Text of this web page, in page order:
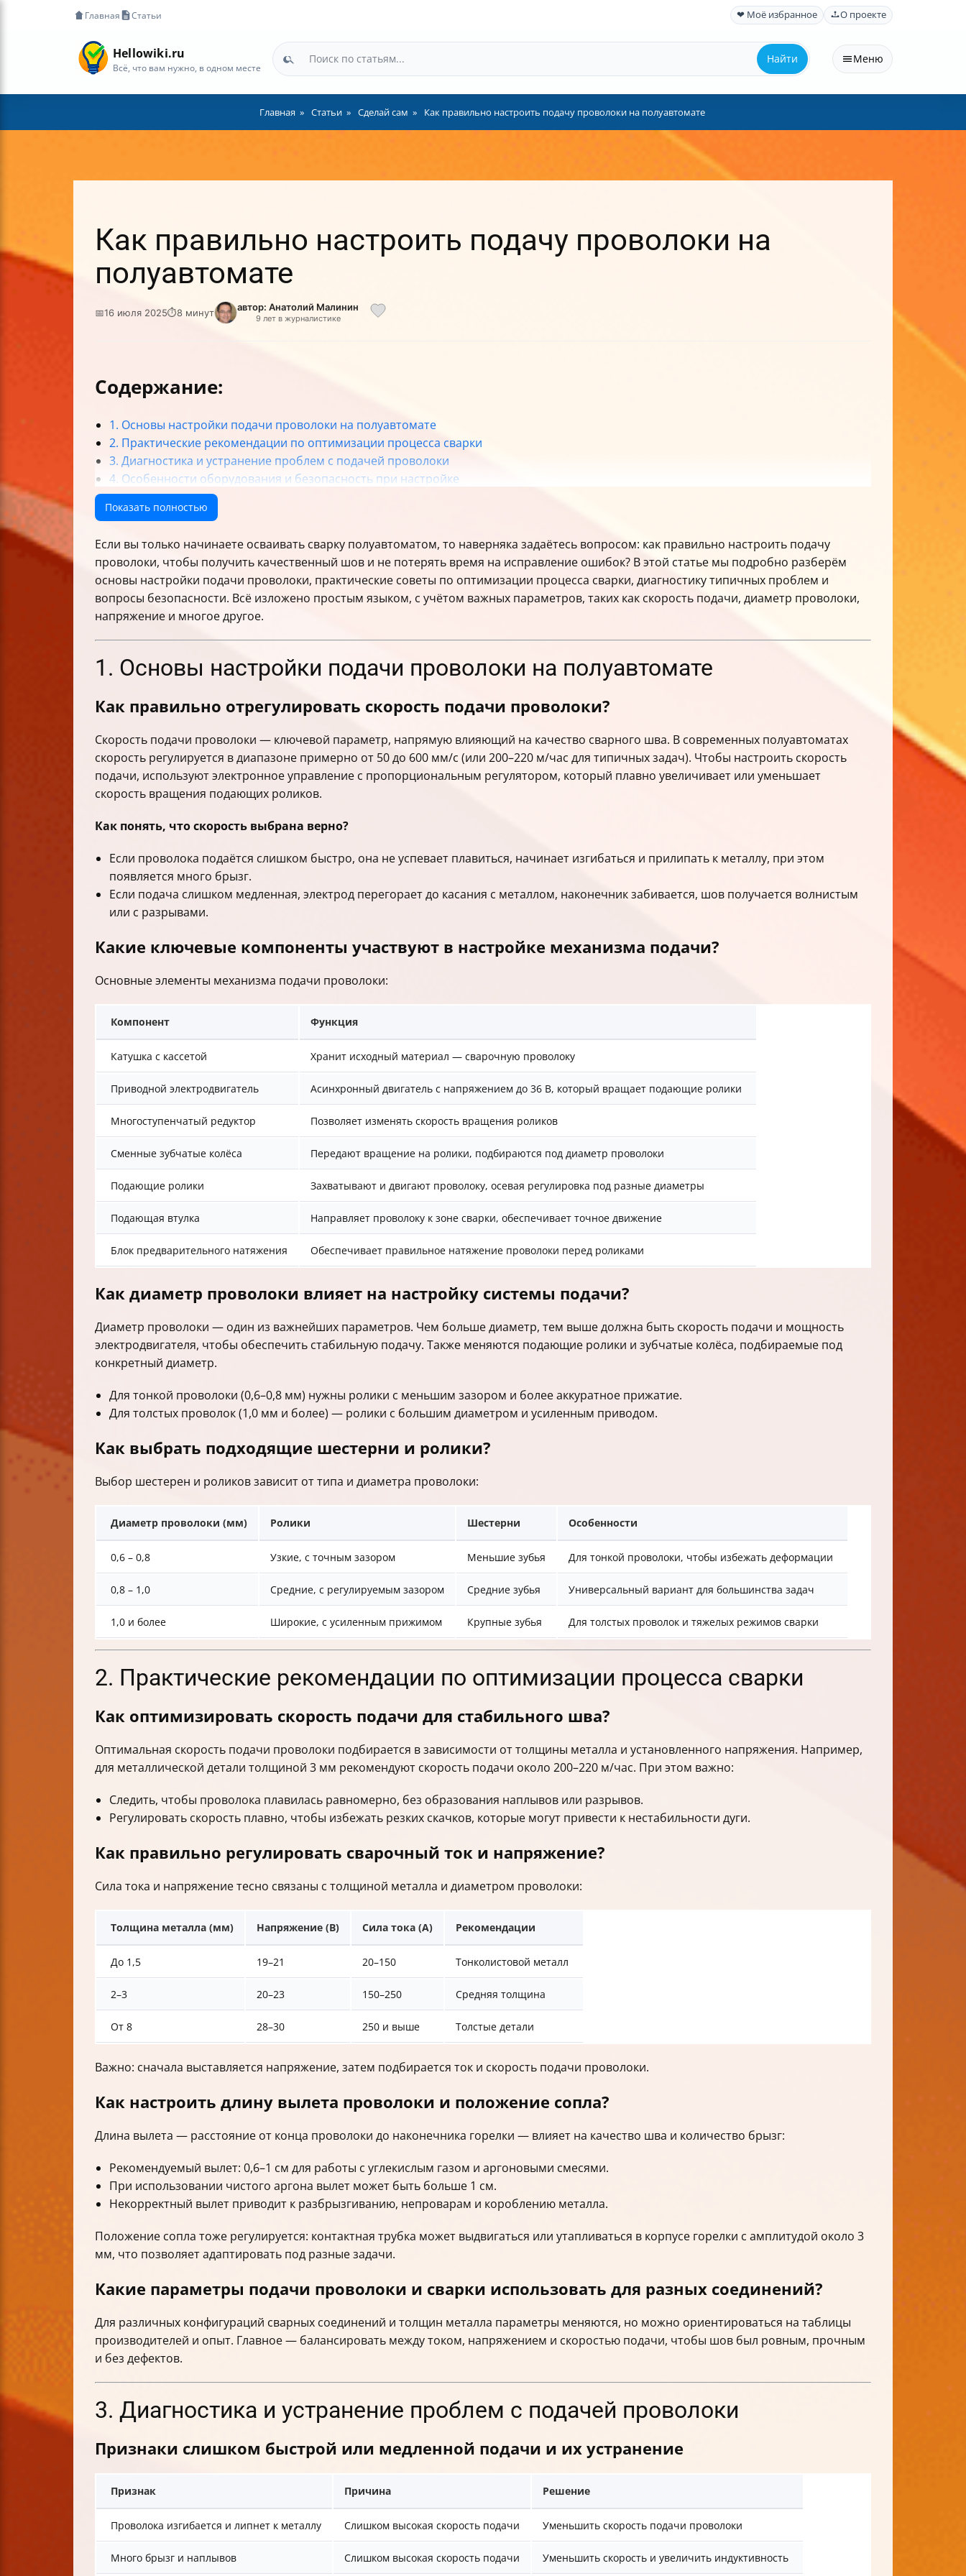
Главная Статьи ❤ Моё избранное О проекте
Hellowiki.ru
Всё, что вам нужно, в одном месте
Найти Меню
Главная Статьи Сделай сам Как правильно настроить подачу проволоки на полуавтомате
Как правильно настроить подачу проволоки на
полуавтомате
📅16 июля 2025⏱8 минут автор: Анатолий Малинин
9 лет в журналистике
Содержание:
1. Основы настройки подачи проволоки на полуавтомате
2. Практические рекомендации по оптимизации процесса сварки
3. Диагностика и устранение проблем с подачей проволоки
4. Особенности оборудования и безопасность при настройке
5. Тонкости регулировки и дополнительные параметры
Итоги и рекомендации
Показать полностью
Если вы только начинаете осваивать сварку полуавтоматом, то наверняка задаётесь вопросом: как правильно настроить подачу
проволоки, чтобы получить качественный шов и не потерять время на исправление ошибок? В этой статье мы подробно разберём
основы настройки подачи проволоки, практические советы по оптимизации процесса сварки, диагностику типичных проблем и
вопросы безопасности. Всё изложено простым языком, с учётом важных параметров, таких как скорость подачи, диаметр проволоки,
напряжение и многое другое.
1. Основы настройки подачи проволоки на полуавтомате
Как правильно отрегулировать скорость подачи проволоки?
Скорость подачи проволоки — ключевой параметр, напрямую влияющий на качество сварного шва. В современных полуавтоматах
скорость регулируется в диапазоне примерно от 50 до 600 мм/с (или 200–220 м/час для типичных задач). Чтобы настроить скорость
подачи, используют электронное управление с пропорциональным регулятором, который плавно увеличивает или уменьшает
скорость вращения подающих роликов.
Как понять, что скорость выбрана верно?
Если проволока подаётся слишком быстро, она не успевает плавиться, начинает изгибаться и прилипать к металлу, при этом
появляется много брызг.
Если подача слишком медленная, электрод перегорает до касания с металлом, наконечник забивается, шов получается волнистым
или с разрывами.
Какие ключевые компоненты участвуют в настройке механизма подачи?
Основные элементы механизма подачи проволоки:
Компонент Функция
Катушка с кассетой Хранит исходный материал — сварочную проволоку
Приводной электродвигатель Асинхронный двигатель с напряжением до 36 В, который вращает подающие ролики
Многоступенчатый редуктор Позволяет изменять скорость вращения роликов
Сменные зубчатые колёса Передают вращение на ролики, подбираются под диаметр проволоки
Подающие ролики Захватывают и двигают проволоку, осевая регулировка под разные диаметры
Подающая втулка Направляет проволоку к зоне сварки, обеспечивает точное движение
Блок предварительного натяжения Обеспечивает правильное натяжение проволоки перед роликами
Как диаметр проволоки влияет на настройку системы подачи?
Диаметр проволоки — один из важнейших параметров. Чем больше диаметр, тем выше должна быть скорость подачи и мощность
электродвигателя, чтобы обеспечить стабильную подачу. Также меняются подающие ролики и зубчатые колёса, подбираемые под
конкретный диаметр.
Для тонкой проволоки (0,6–0,8 мм) нужны ролики с меньшим зазором и более аккуратное прижатие.
Для толстых проволок (1,0 мм и более) — ролики с большим диаметром и усиленным приводом.
Как выбрать подходящие шестерни и ролики?
Выбор шестерен и роликов зависит от типа и диаметра проволоки:
Диаметр проволоки (мм) Ролики Шестерни Особенности
0,6 – 0,8 Узкие, с точным зазором Меньшие зубья Для тонкой проволоки, чтобы избежать деформации
0,8 – 1,0 Средние, с регулируемым зазором Средние зубья Универсальный вариант для большинства задач
1,0 и более Широкие, с усиленным прижимом Крупные зубья Для толстых проволок и тяжелых режимов сварки
2. Практические рекомендации по оптимизации процесса сварки
Как оптимизировать скорость подачи для стабильного шва?
Оптимальная скорость подачи проволоки подбирается в зависимости от толщины металла и установленного напряжения. Например,
для металлической детали толщиной 3 мм рекомендуют скорость подачи около 200–220 м/час. При этом важно:
Следить, чтобы проволока плавилась равномерно, без образования наплывов или разрывов.
Регулировать скорость плавно, чтобы избежать резких скачков, которые могут привести к нестабильности дуги.
Как правильно регулировать сварочный ток и напряжение?
Сила тока и напряжение тесно связаны с толщиной металла и диаметром проволоки:
Толщина металла (мм) Напряжение (В) Сила тока (А) Рекомендации
До 1,5 19–21 20–150 Тонколистовой металл
2–3 20–23 150–250 Средняя толщина
От 8 28–30 250 и выше Толстые детали
Важно: сначала выставляется напряжение, затем подбирается ток и скорость подачи проволоки.
Как настроить длину вылета проволоки и положение сопла?
Длина вылета — расстояние от конца проволоки до наконечника горелки — влияет на качество шва и количество брызг:
Рекомендуемый вылет: 0,6–1 см для работы с углекислым газом и аргоновыми смесями.
При использовании чистого аргона вылет может быть больше 1 см.
Некорректный вылет приводит к разбрызгиванию, непроварам и короблению металла.
Положение сопла тоже регулируется: контактная трубка может выдвигаться или утапливаться в корпусе горелки с амплитудой около 3
мм, что позволяет адаптировать под разные задачи.
Какие параметры подачи проволоки и сварки использовать для разных соединений?
Для различных конфигураций сварных соединений и толщин металла параметры меняются, но можно ориентироваться на таблицы
производителей и опыт. Главное — балансировать между током, напряжением и скоростью подачи, чтобы шов был ровным, прочным
и без дефектов.
3. Диагностика и устранение проблем с подачей проволоки
Признаки слишком быстрой или медленной подачи и их устранение
Признак Причина Решение
Проволока изгибается и липнет к металлу Слишком высокая скорость подачи Уменьшить скорость подачи проволоки
Много брызг и наплывов Слишком высокая скорость подачи Уменьшить скорость и увеличить индуктивность